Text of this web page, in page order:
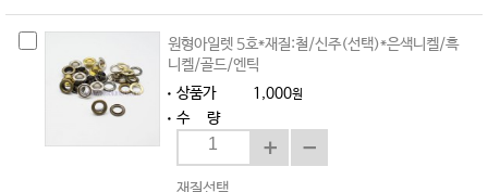
원형아일렛 5호*재질:철/신주(선택)*은색니켈/흑
니켈/골드/엔틱
상품가
1,000원
수 량